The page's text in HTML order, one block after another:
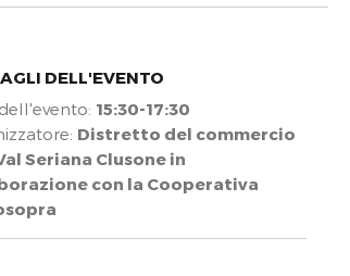
DELL'EVENTO
15:30-17:30
Distretto del commercio
Seriana Clusone in
con la Cooperativa